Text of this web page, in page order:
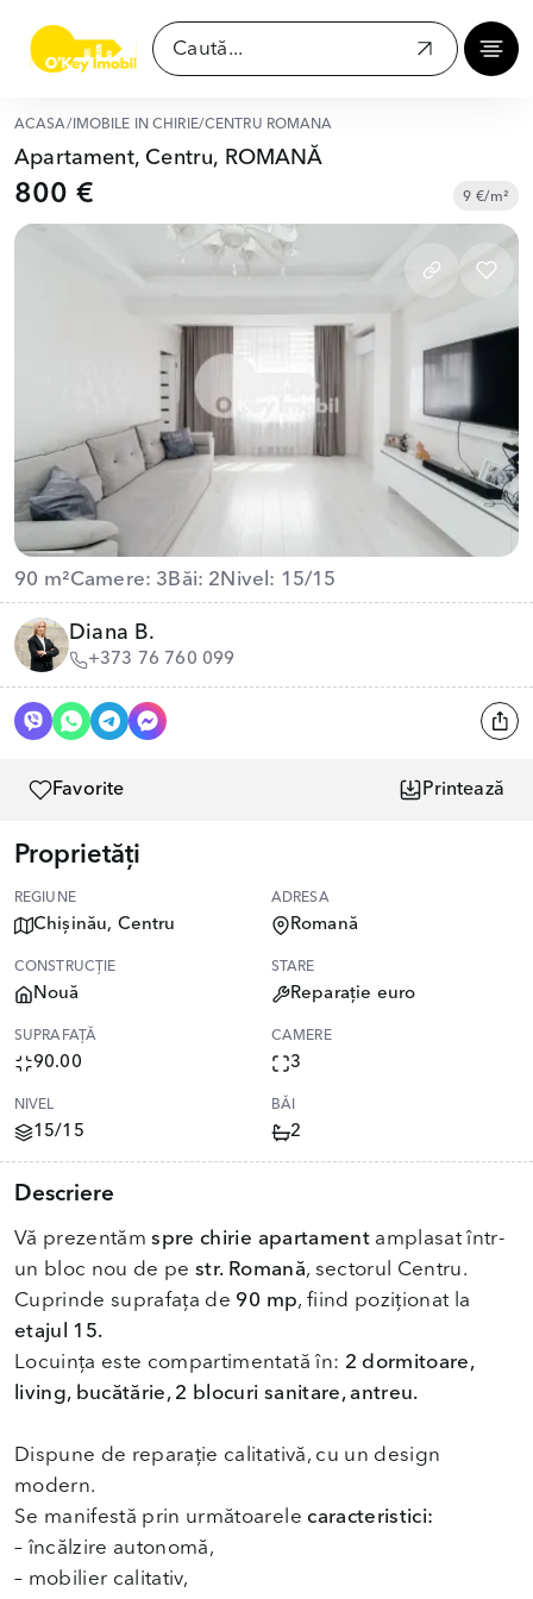
ACASĂ/ IMOBILE ÎN CHIRIE/CENTRU ROMANĂ
Apartament, Centru, ROMANĂ
800 € 9 €/m²
90 m²Camere: 3 Băi: 2 Nivel: 15/15
Diana B.
+373 76 760 099
Favorite Printează
Proprietăți
REGIUNE
Chișinău, Centru
ADRESA
Romană
CONSTRUCȚIE
Nouă
STARE
Reparație euro
SUPRAFAȚĂ
90.00
CAMERE
3
NIVEL
15/15
BĂI
2
Descriere
Vă prezentămspre chirie apartamentamplasat într-
un bloc nou de pestr. Romană, sectorul Centru.
Cuprinde suprafața de 90 mp, fiind poziționat la
etajul 15.
Locuința este compartimentată în: 2 dormitoare,
living, bucătărie, 2 blocuri sanitare, antreu.
Dispune de reparație calitativă, cu un design
modern.
Se manifestă prin următoarele caracteristici:
– încălzire autonomă,
– mobilier calitativ,